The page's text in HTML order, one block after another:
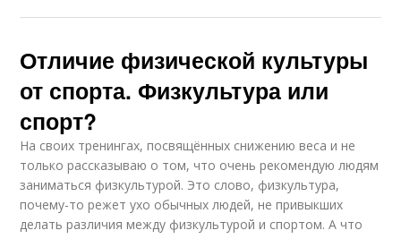
Отличие физической культуры
от спорта. Физкультура или
спорт?
На своих тренингах, посвящённых снижению веса и не
только рассказываю о том, что очень рекомендую людям
заниматься физкультурой. Это слово, физкультура,
почему-то режет ухо обычных людей, не привыкших
делать различия между физкультурой и спортом. А что